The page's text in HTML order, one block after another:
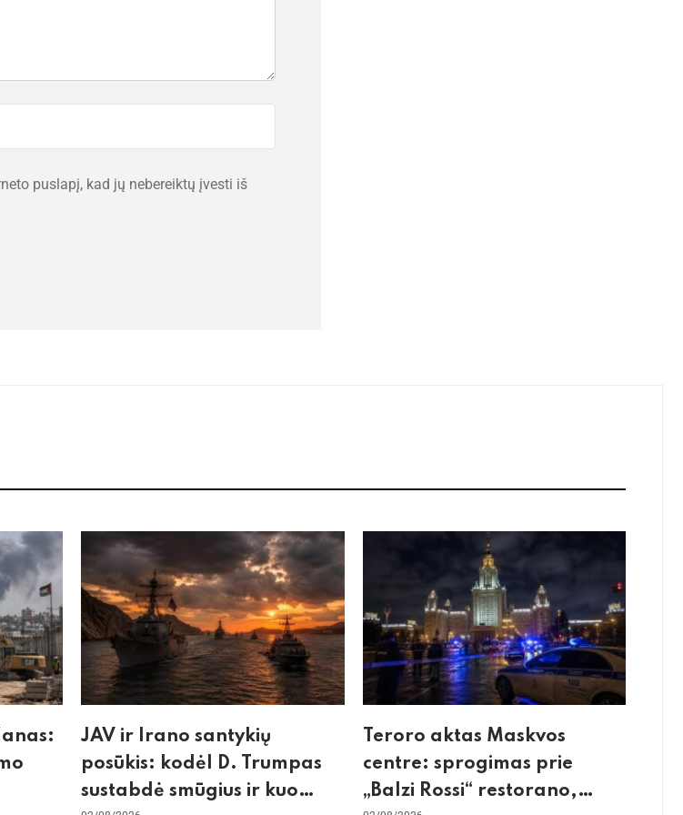
puslapį, kad jų nebereiktų įvesti iš
JAV ir Irano santykių
posūkis: kodėl D. Trumpas
sustabdė smūgius ir kuo
Teroro aktas Maskvos
centre: sprogimas prie
„Balzi Rossi“ restorano,